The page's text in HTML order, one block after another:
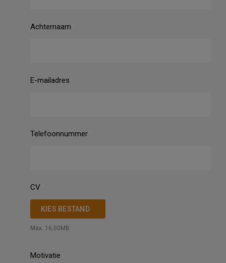
Achternaam
E-mailadres
Telefoonnummer
CV
KIES BESTAND
Max. 16,00MB
Motivatie